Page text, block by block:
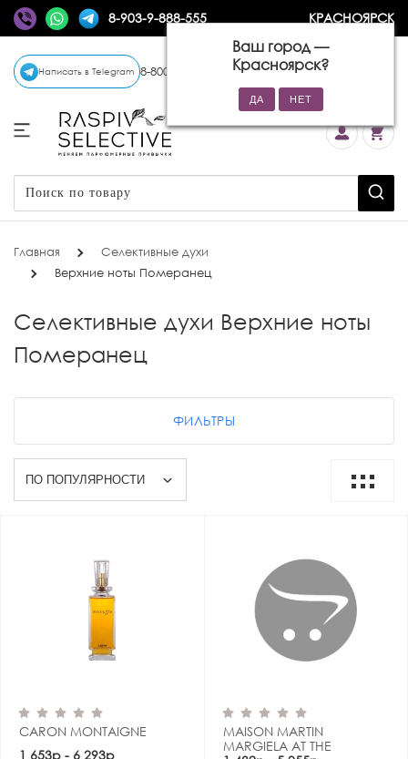
8-903-9-888-555 КРАСНОЯРСК
Ваш город —
Красноярск?
Написать в Telegram 8-800-770-72-34 (бесплатно)
Главная
Селективные духи
Верхние ноты Померанец
Селективные духи Верхние ноты
Померанец
ФИЛЬТРЫ
CARON MONTAIGNE
1 653р - 6 293р
MAISON MARTIN
MARGIELA AT THE